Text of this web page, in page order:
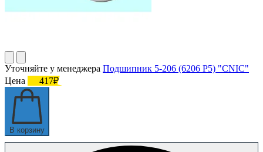
Уточняйте у менеджера Подшипник 5-206 (6206 P5) "CNIC"
Цена
417₽
В корзину